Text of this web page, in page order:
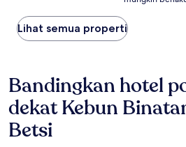
yang
ditemukan
dalam
terakhir
berdasarkan
pencarian
1
malam
Lihat semua properti
Bandingkan hotel
dekat Kebun
Betsi